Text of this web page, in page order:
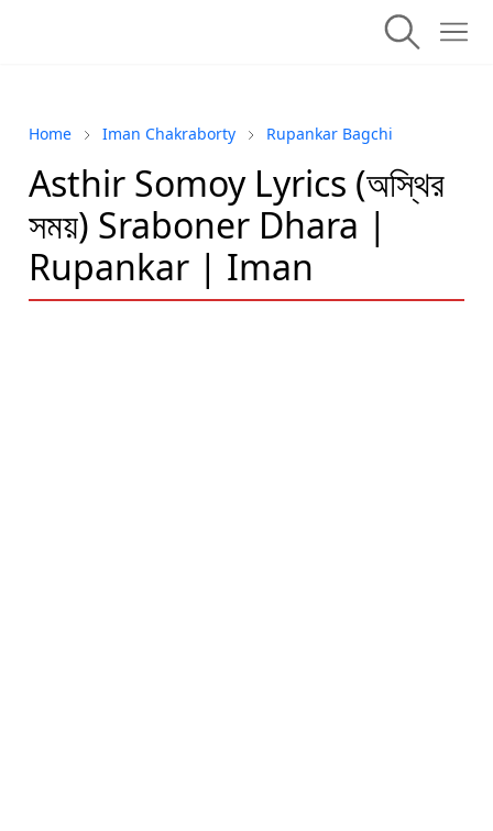
Home Iman Chakraborty Rupankar Bagchi
Asthir Somoy Lyrics (অস্থির
সময়) Sraboner Dhara |
Rupankar | Iman